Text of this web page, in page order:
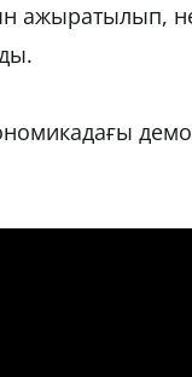
ажыратылып,